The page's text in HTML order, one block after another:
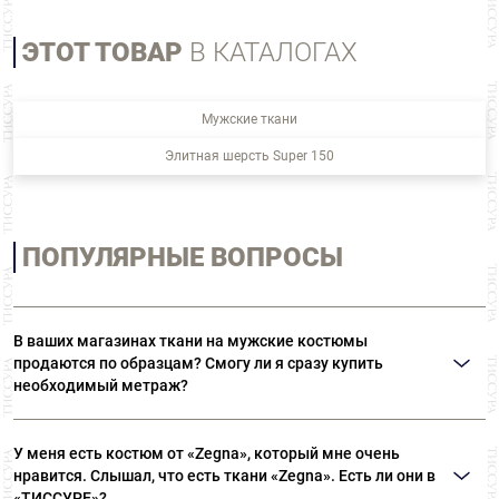
ЭТОТ ТОВАР В КАТАЛОГАХ
Мужские ткани
Элитная шерсть Super 150
ПОПУЛЯРНЫЕ ВОПРОСЫ
В ваших магазинах ткани на мужские костюмы
продаются по образцам? Смогу ли я сразу купить
необходимый метраж?
Поэтому вы сразу сможете приобрести необходимый метраж.
У меня есть костюм от «Zegna», который мне очень
нравится. Слышал, что есть ткани «Zegna». Есть ли они в